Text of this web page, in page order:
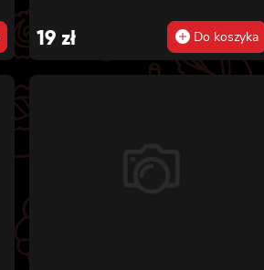
19 zł Do koszyka